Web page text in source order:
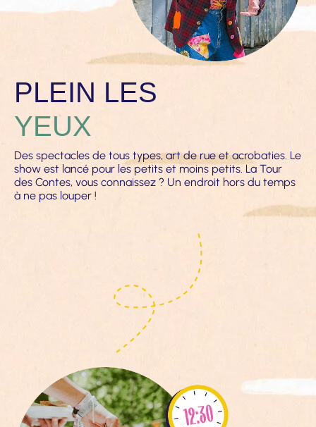
PLEIN LES
YEUX
Des spectacles de tous types, art de rue et acrobaties. Le
show est lancé pour les petits et moins petits. La Tour
des Contes, vous connaissez ? Un endroit hors du temps
à ne pas louper !